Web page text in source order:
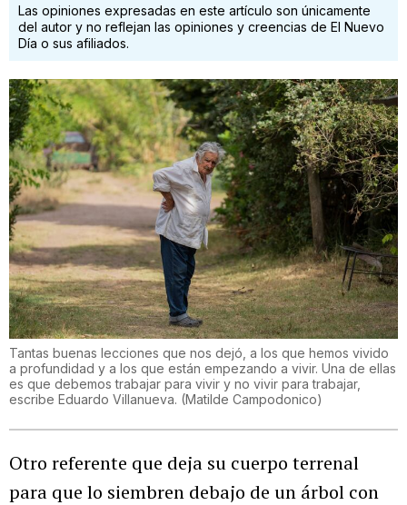
Las opiniones expresadas en este artículo son únicamente
del autor y no reflejan las opiniones y creencias de El Nuevo
Día o sus afiliados.
Tantas buenas lecciones que nos dejó, a los que hemos vivido
a profundidad y a los que están empezando a vivir. Una de ellas
es que debemos trabajar para vivir y no vivir para trabajar,
escribe Eduardo Villanueva. (Matilde Campodonico)
Otro referente que deja su cuerpo terrenal
para que lo siembren debajo de un árbol con